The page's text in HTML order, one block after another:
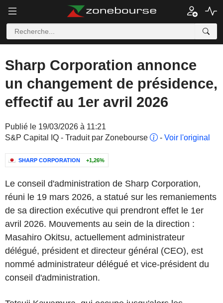
Sharp Corporation annonce
un changement de présidence,
effectif au 1er avril 2026
Publié le 19/03/2026 à 11:21
S&P Capital IQ - Traduit par Zonebourse
- Voir l'original
SHARP CORPORATION +1,26%
Le conseil d'administration de Sharp Corporation,
réuni le 19 mars 2026, a statué sur les remaniements
de sa direction exécutive qui prendront effet le 1er
avril 2026. Mouvements au sein de la direction :
Masahiro Okitsu, actuellement administrateur
délégué, président et directeur général (CEO), est
nommé administrateur délégué et vice-président du
conseil d'administration.